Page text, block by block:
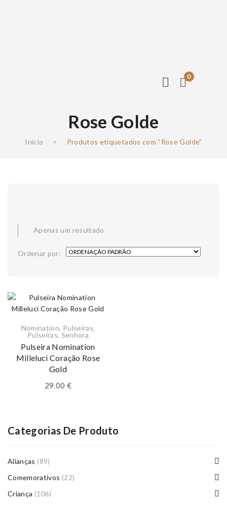
0
Rose Golde
Início > Produtos etiquetados com “Rose Golde”
Apenas um resultado
Ordenar por:
Nomination, Pulseiras,
Pulseiras, Senhora
Pulseira Nomination
Milleluci Coração Rose
Gold
29.00 €
Categorias De Produto
Alianças (89)
Comemorativos (22)
Criança (106)